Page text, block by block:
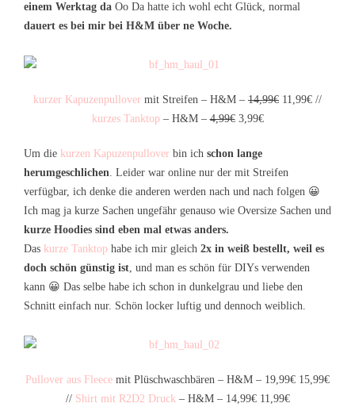
einem Werktag da Oo Da hatte ich wohl echt Glück, normal
dauert es bei mir bei H&M über ne Woche.
kurzer Kapuzenpullover mit Streifen – H&M – 14,99€ 11,99€ //
kurzes Tanktop– H&M –4,99€3,99€
Um die kurzen Kapuzenpullover bin ich schon lange
herumgeschlichen. Leider war online nur der mit Streifen
verfügbar, ich denke die anderen werden nach und nach folgen 😀
Ich mag ja kurze Sachen ungefähr genauso wie Oversize Sachen und
kurze Hoodies sind eben mal etwas anders.
Das kurze Tanktop habe ich mir gleich 2x in weiß bestellt, weil es
doch schön günstig ist, und man es schön für DIYs verwenden
kann 😀 Das selbe habe ich schon in dunkelgrau und liebe den
Schnitt einfach nur. Schön locker luftig und dennoch weiblich.
Pullover aus Fleece mit Plüschwaschbären – H&M – 19,99€ 15,99€
// Shirt mit R2D2 Druck– H&M – 14,99€ 11,99€